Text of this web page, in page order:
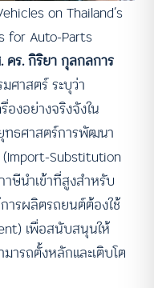
on Thailand’s
for Auto-Parts
ดร. กิริยา กุลกลการ
ศาสตร์ ระบุว่า
องอย่างจริงจังใน
ทธศาสตร์การพัฒนา
Substitution
ษีนำเข้าที่สูงสำหรับ
ารผลิตรถยนต์ต้องใช้
เพื่อสนับสนุนให้
ารถตั้งหลักและเติบโต